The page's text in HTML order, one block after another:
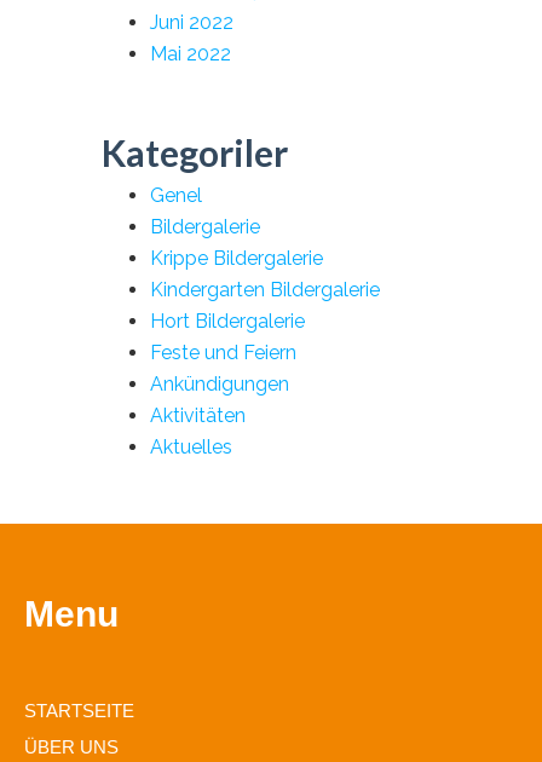
Juni 2022
Mai 2022
Kategoriler
Genel
Bildergalerie
Krippe Bildergalerie
Kindergarten Bildergalerie
Hort Bildergalerie
Feste und Feiern
Ankündigungen
Aktivitäten
Aktuelles
Menu
STARTSEITE
ÜBER UNS